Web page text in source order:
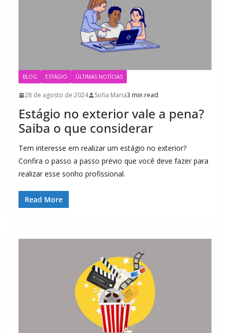
BLOG ESTÁGIO ÚLTIMAS NOTÍCIAS
28 de agosto de 2024 Sofia Maria3 min read
Estágio no exterior vale a pena?
Saiba o que considerar
Tem interesse em realizar um estágio no exterior?
Confira o passo a passo prévio que você deve fazer para
realizar esse sonho profissional.
Read More